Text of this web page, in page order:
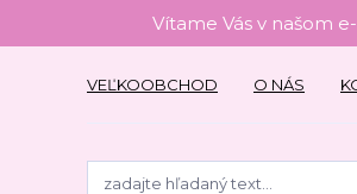
Vítame Vás v našom
VEĽKOOBCHOD O NÁS